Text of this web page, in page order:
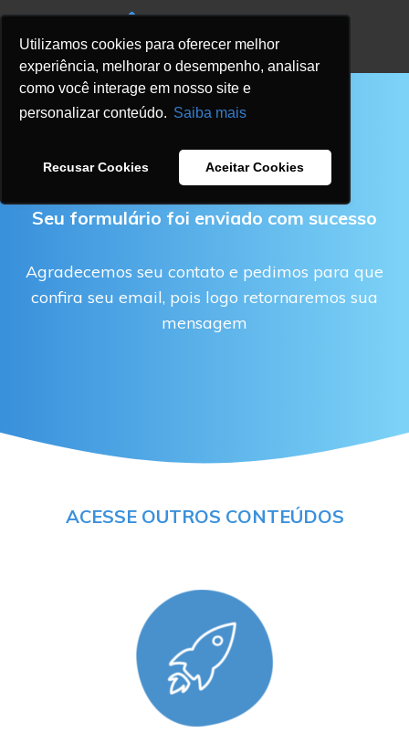
Utilizamos cookies para oferecer melhor
experiência, melhorar o desempenho, analisar
como você interage em nosso site e
personalizar conteúdo. Saiba mais
Recusar Cookies Aceitar Cookies
OBRIGADO!
Seu formulário foi enviado com sucesso
Agradecemos seu contato e pedimos para que
confira seu email, pois logo retornaremos sua
mensagem
ACESSE OUTROS CONTEÚDOS